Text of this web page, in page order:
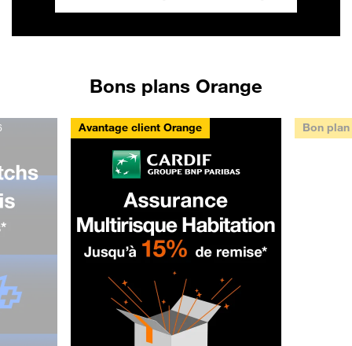
Bons plans Orange
Avantage client Orange Bon plan